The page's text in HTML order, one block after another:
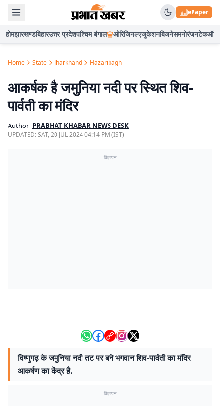
ePaper
होमझारखण्डबिहारउत्तर प्रदेशपश्चिम बंगाल ओरिजिनलएजुकेशनबिजनेसमनोरंजनटेकऑटो
Home State Jharkhand Hazaribagh
आकर्षक है जमुनिया नदी पर स्थित शिव-
पार्वती का मंदिर
Author PRABHAT KHABAR NEWS DESK
UPDATED:SAT, 20 JUL 2024 04:14 PM (IST)
विज्ञापन
विष्णुगढ़ के जमुनिया नदी तट पर बने भगवान शिव-पार्वती का मंदिर
आकर्षण का केंद्र है.
विज्ञापन